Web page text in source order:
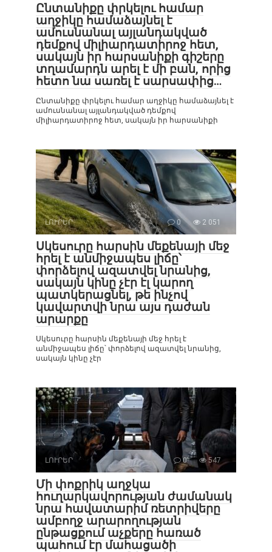
Ընտանիքը փրկելու համար
աղջիկը համաձայնել է
ամուսնանալ այլանդակված
դեմքով միլիարդատիրոջ հետ,
սակայն իր հարսանիքի գիշերը
տղամարդն արել է մի բան, որից
հետո նա սառել է սարսափից…
Ընտանիքը փրկելու համար աղջիկը համաձայնել է
ամուսնանալ այլանդակված դեմքով
միլիարդատիրոջ հետ, սակայն իր հարսանիքի
ԼՈՒՐԵՐ 0 2 051
Սկեսուրը հարսին մեքենայի մեջ
հրել է անմիջապես լիճը՝
փորձելով ազատվել նրանից,
սակայն կինը չէր էլ կարող
պատկերացնել, թե ինչով
կավարտվի նրա այս դաժան
արարքը
Սկեսուրը հարսին մեքենայի մեջ հրել է
անմիջապես լիճը՝ փորձելով ազատվել նրանից,
սակայն կինը չէր
ԼՈՒՐԵՐ 0 547
Մի փոքրիկ աղջկա
հուղարկավորության ժամանակ
նրա հավատարիմ ռետրիվերը
ամբողջ արարողության
ընթացքում աչքերը հառած
պահում էր մահացածի